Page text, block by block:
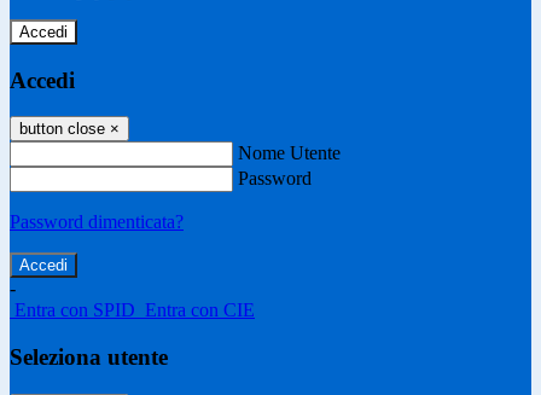
Accedi
Accedi
button close ×
Nome Utente
Password
Password dimenticata?
-
Entra con SPID Entra con CIE
Seleziona utente